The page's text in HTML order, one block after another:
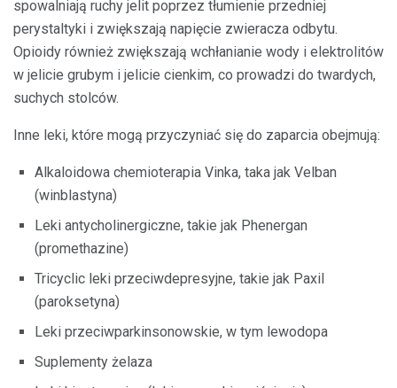
spowalniają ruchy jelit poprzez tłumienie przedniej
perystaltyki i zwiększają napięcie zwieracza odbytu.
Opioidy również zwiększają wchłanianie wody i elektrolitów
w jelicie grubym i jelicie cienkim, co prowadzi do twardych,
suchych stolców.
Inne leki, które mogą przyczyniać się do zaparcia obejmują:
Alkaloidowa chemioterapia Vinka, taka jak Velban
(winblastyna)
Leki antycholinergiczne, takie jak Phenergan
(promethazine)
Tricyclic leki przeciwdepresyjne, takie jak Paxil
(paroksetyna)
Leki przeciwparkinsonowskie, w tym lewodopa
Suplementy żelaza